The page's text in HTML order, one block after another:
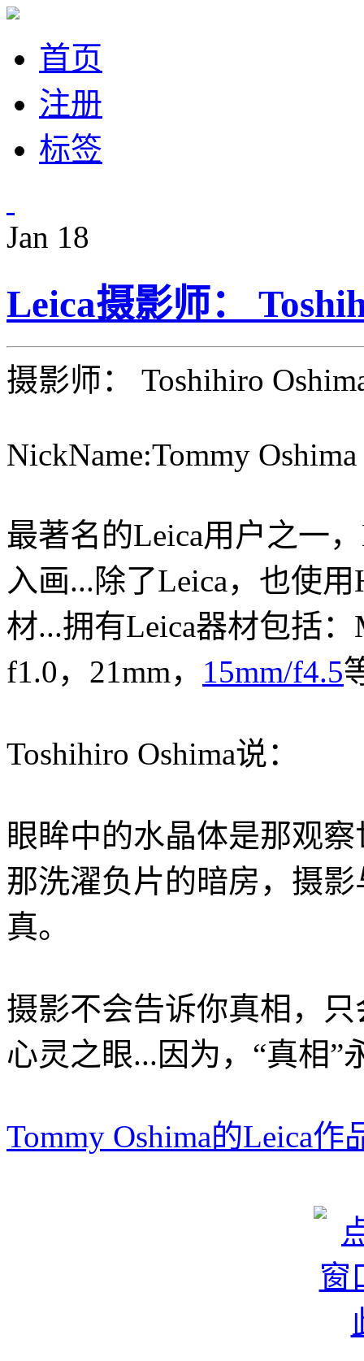
首页
注册
标签
Jan 18
Leica摄影师：
摄影师： Toshihiro
NickName:Tommy Oshima
最著名的Leica用户之一
入画...除了Leica，也使
材...拥有Leica器材包括
f1.0，21mm， 15mm/f4.5
Toshihiro Oshima说：
眼眸中的水晶体是那观
那洗濯负片的暗房，摄
真。
摄影不会告诉你真相，
心灵之眼...因为，“真相”
Tommy Oshima的Leica作